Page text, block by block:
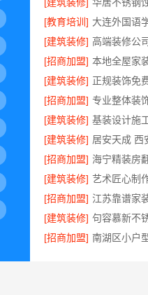
[教育培训]
[建筑装修]
[招商加盟]
[建筑装修]
[招商加盟]
[建筑装修]
[建筑装修]
[招商加盟]
[建筑装修]
[招商加盟]
[建筑装修]
[招商加盟]